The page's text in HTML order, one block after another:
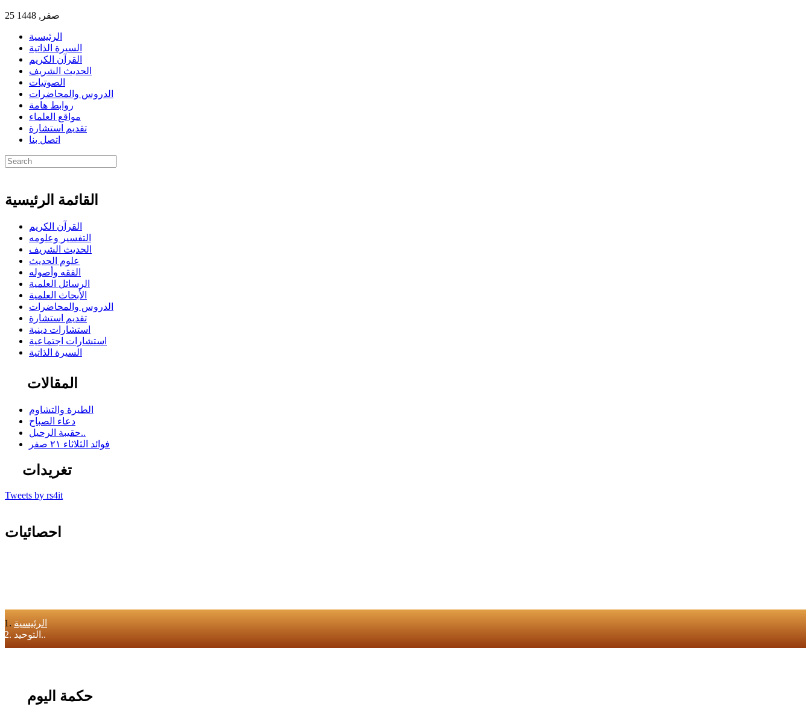
25 صفر, 1448
الرئيسية
السيرة الذاتية
القرآن الكريم
الحديث الشريف
الصوتيات
الدروس والمحاضرات
روابط هامة
مواقع العلماء
تقديم استشارة
اتصل بنا
القائمة الرئيسية
القرآن الكريم
التفسير وعلومه
الحديث الشريف
علوم الحديث
الفقه وأصوله
الرسائل العلمية
الأبحاث العلمية
الدروس والمحاضرات
تقديم استشارة
استشارات دينية
استشارات اجتماعية
السيرة الذاتية
المقالات
الطيرة والتشاوم
دعاء الصباح
حقيبة الرحيل..
فوائد الثلاثاء ٢١ صفر
تغريدات
Tweets by rs4it
احصائيات
الرئيسية
التوحيد..
حكمة اليوم